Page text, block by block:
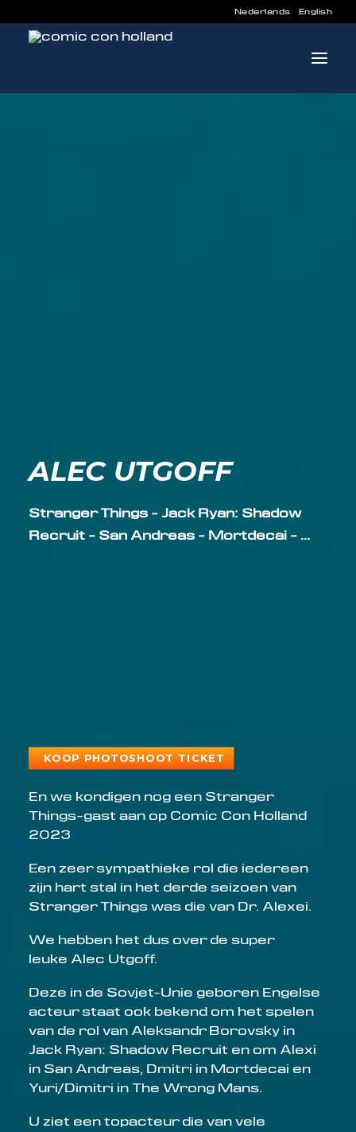
Nederlands English
ALEC UTGOFF
Stranger Things - Jack Ryan: Shadow
Recruit - San Andreas - Mortdecai - ...
KOOP PHOTOSHOOT TICKET
En we kondigen nog een Stranger
Things-gast aan op Comic Con Holland
2023
Een zeer sympathieke rol die iedereen
zijn hart stal in het derde seizoen van
Stranger Things was die van Dr. Alexei.
We hebben het dus over de super
leuke Alec Utgoff.
Deze in de Sovjet-Unie geboren Engelse
acteur staat ook bekend om het spelen
van de rol van Aleksandr Borovsky in
Jack Ryan: Shadow Recruit en om Alexi
in San Andreas, Dmitri in Mortdecai en
Yuri/Dimitri in The Wrong Mans.
U ziet een topacteur die van vele
E-mailadres